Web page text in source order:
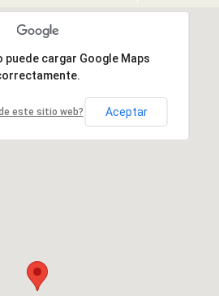
puede cargar Google Maps
este sitio web? Aceptar
puede cargar Google Maps
este sitio web? Aceptar